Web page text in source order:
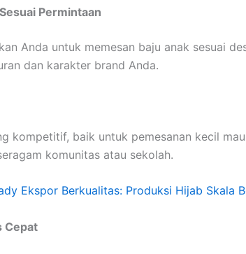
Permintaan
Anda untuk memesan baju anak sesuai
dan karakter brand Anda.
kompetitif, baik untuk pemesanan kecil
komunitas atau sekolah.
Ekspor Berkualitas: Produksi Hijab Skala
Cepat